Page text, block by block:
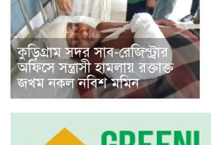
কুড়িগ্রাম সদর সাব-রেজিস্ট্রার
অফিসে সন্ত্রাসী হামলায় রক্তাক্ত
জখম নকল নবিশ মমিন